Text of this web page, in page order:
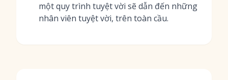
một quy trình tuyệt vời sẽ dẫn đến những
nhân viên tuyệt vời, trên toàn cầu.